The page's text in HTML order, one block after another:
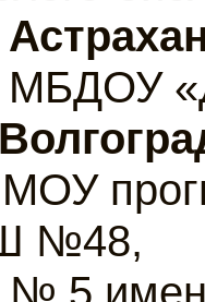
МБДОУ
№48,